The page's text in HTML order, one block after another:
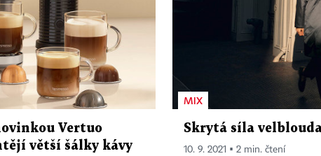
Vertuo
větší šálky kávy
MIX
Skrytá síla
10. 9. 2021 ▪ 2 min. čtení